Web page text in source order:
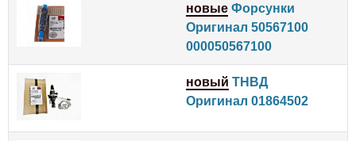
новые Форсунки
Оригинал 50567100
000050567100
новый ТНВД
Оригинал 01864502